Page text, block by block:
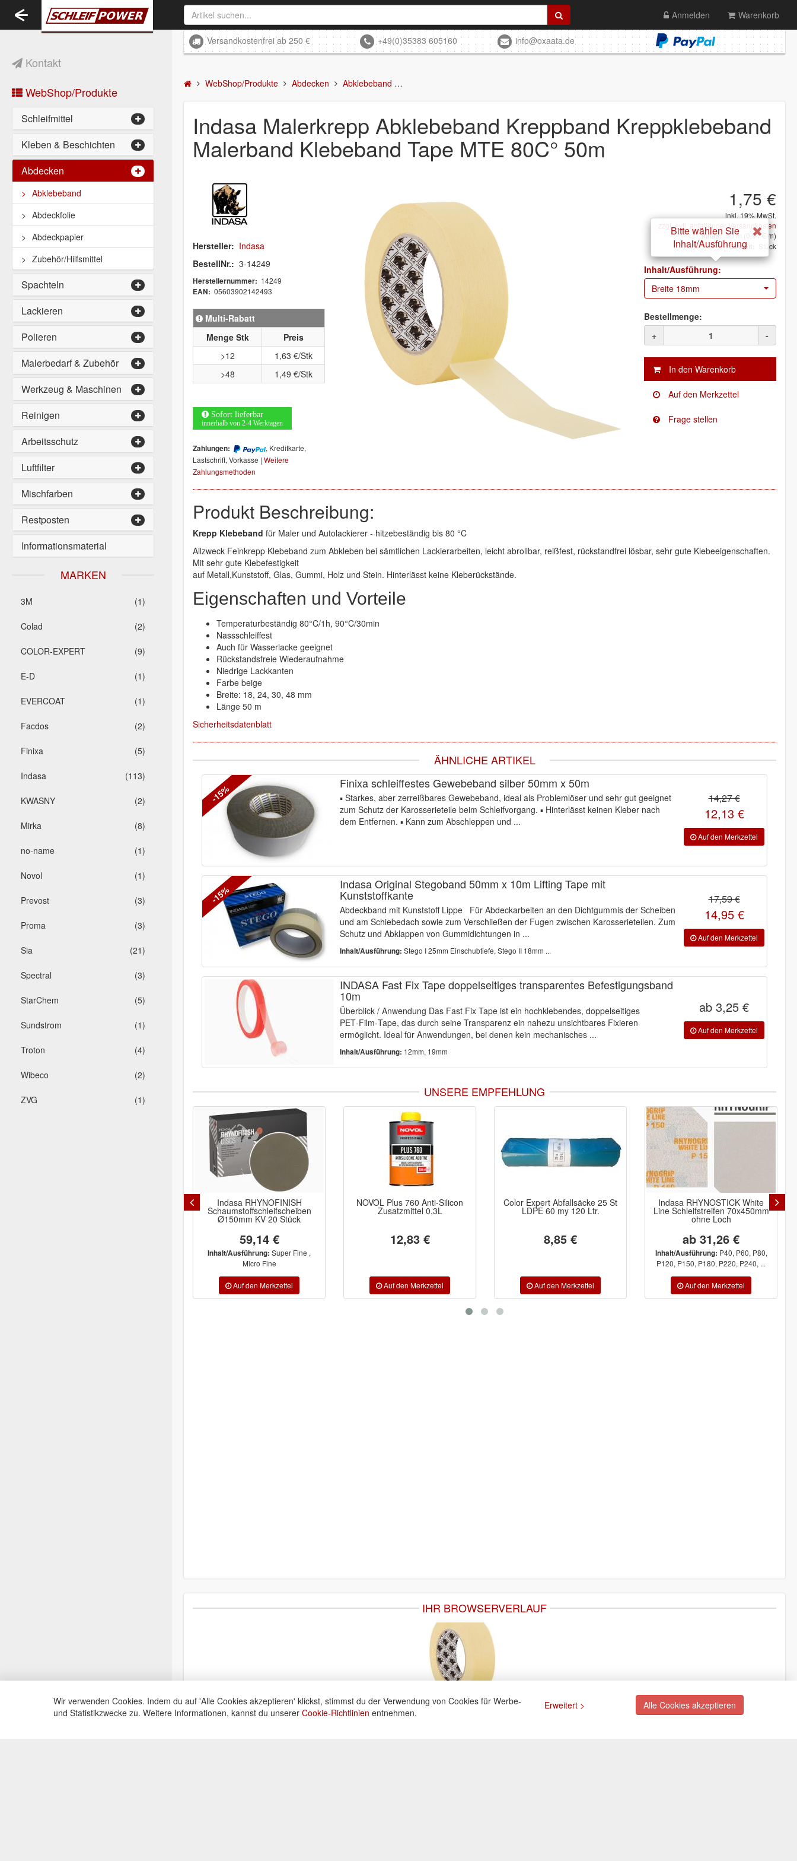
Kontakt
WebShop/Produkte
Schleifmittel
Kleben & Beschichten
Abdecken
Abklebeband
Abdeckfolie
Abdeckpapier
Zubehör/Hilfsmittel
Spachteln
Lackieren
Polieren
Malerbedarf & Zubehör
Werkzeug & Maschinen
Reinigen
Arbeitsschutz
Luftfilter
Mischfarben
Restposten
Informationsmaterial
MARKEN
(1)
3M
(2)
Colad
(9)
COLOR-EXPERT
(1)
E-D
(1)
EVERCOAT
(2)
Facdos
(5)
Finixa
(113)
Indasa
(2)
KWASNY
(8)
Mirka
(1)
no-name
(1)
Novol
(3)
Prevost
(3)
Proma
(21)
Sia
(3)
Spectral
(5)
StarChem
(1)
Sundstrom
(4)
Troton
(2)
Wibeco
(1)
ZVG
Toggle
navigation
Anmelden Warenkorb
Versandkostenfrei ab 250 € +49(0)35383 605160 info@oxaata.de
WebShop/Produkte Abdecken Abklebeband
Indasa Malerkrepp Abklebeband Kreppband Kreppklebeband
Malerband Klebeband Tape MTE 80C° 50m
Hersteller: Indasa
BestellNr.: 3-14249
Herstellernummer: 14249
EAN: 05603902142493
Multi-Rabatt
Menge Stk
Preis
>12
1,63 €/Stk
>48
1,49 €/Stk
Sofort lieferbar
innerhalb von 2-4 Werktagen
Zahlungen:
, Kreditkarte,
Lastschrift, Vorkasse | Weitere
Zahlungsmethoden
1,75 €
inkl. 19% MwSt.
zzgl. evtl. anfallender Versandkosten
Inhalt: 50 m
(0,04 €/m)
Einheit:
Stück
Inhalt/Ausführung:
Breite 18mm
Bestellmenge:
+
-
Produkt Beschreibung:
Krepp Klebeband für Maler und Autolackierer - hitzebeständig bis 80 °C
Allzweck Feinkrepp Klebeband zum Abkleben bei sämtlichen Lackierarbeiten, leicht abrollbar, reißfest, rückstandfrei lösbar, sehr gute Klebeeigenschaften.
Mit sehr gute Klebefestigkeit
auf Metall,Kunststoff, Glas, Gummi, Holz und Stein. Hinterlässt keine Kleberückstände.
Eigenschaften und Vorteile
Temperaturbeständig 80°C/1h, 90°C/30min
Nassschleiffest
Auch für Wasserlacke geeignet
Rückstandsfreie Wiederaufnahme
Niedrige Lackkanten
Farbe beige
Breite: 18, 24, 30, 48 mm
Länge 50 m
Sicherheitsdatenblatt
ÄHNLICHE ARTIKEL
Finixa schleiffestes Gewebeband silber 50mm x 50m
▪ Starkes, aber zerreißbares Gewebeband, ideal als Problemlöser und sehr gut geeignet
zum Schutz der Karosserieteile beim Schleifvorgang. ▪ Hinterlässt keinen Kleber nach
dem Entfernen. ▪ Kann zum Abschleppen und ...
14,27 €
12,13 €
-15%
Indasa Original Stegoband 50mm x 10m Lifting Tape mit
Kunststoffkante
Abdeckband mit Kunststoff Lippe Für Abdeckarbeiten an den Dichtgummis der Scheiben
und am Schiebedach sowie zum Verschließen der Fugen zwischen Karosserieteilen. Zum
Schutz und Abklappen von Gummidichtungen in ...
Inhalt/Ausführung: Stego I 25mm Einschubtiefe, Stego II 18mm ...
17,59 €
14,95 €
-15%
INDASA Fast Fix Tape doppelseitiges transparentes Befestigungsband
10m
Überblick / Anwendung Das Fast Fix Tape ist ein hochklebendes, doppelseitiges
PET‑Film‑Tape, das durch seine Transparenz ein nahezu unsichtbares Fixieren
ermöglicht. Ideal für Anwendungen, bei denen kein mechanisches ...
Inhalt/Ausführung: 12mm, 19mm
ab 3,25 €
UNSERE EMPFEHLUNG
NOVOL Plus 760 Anti-Silicon
Zusatzmittel 0,3L
12,83 €
Color Expert Abfallsäcke 25 St
LDPE 60 my 120 Ltr.
8,85 €
Indasa RHYNOSTICK White
Line Schleifstreifen 70x450mm
ohne Loch
ab 31,26 €
Indasa Spot-reparatur-kit mit
Excenterschleifer Set
425,19 €
357,16 €
-16%
IHR BROWSERVERLAUF
Wir verwenden Cookies. Indem du auf 'Alle Cookies akzeptieren' klickst, stimmst du der Verwendung von Cookies für Werbe-
und Statistikzwecke zu. Weitere Informationen, kannst du unserer Cookie-Richtlinien entnehmen.
Erweitert > Alle Cookies akzeptieren
Bitte wählen Sie
Inhalt/Ausführung